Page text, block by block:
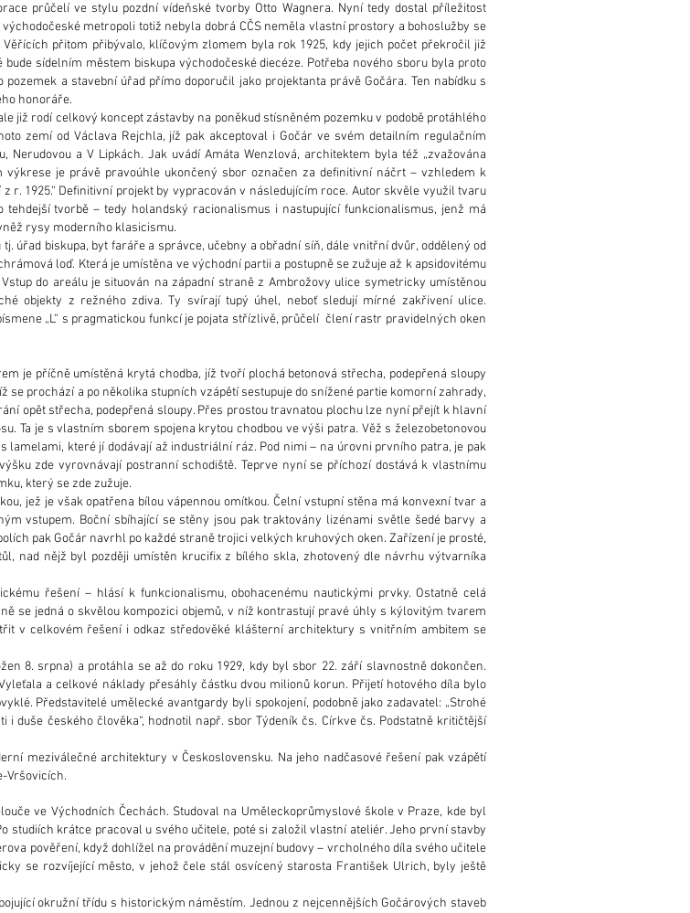
průčelí ve stylu pozdní vídeňské tvorby Otto Wagnera. Nyní tedy dostal příležitost
metropoli totiž nebyla dobrá CČS neměla vlastní prostory a bohoslužby se
přitom přibývalo, klíčovým zlomem byla rok 1925, kdy jejich počet překročil již
sídelním městem biskupa východočeské diecéze. Potřeba nového sboru byla proto
a stavební úřad přímo doporučil jako projektanta právě Gočára. Ten nabídku s
honoráře.
již rodí celkový koncept zástavby na poněkud stísněném pozemku v podobě protáhlého
zemí od Václava Rejchla, jíž pak akceptoval i Gočár ve svém detailním regulačním
Nerudovou a V Lipkách. Jak uvádí Amáta Wenzlová, architektem byla též „zvažována
výkrese je právě pravoúhle ukončený sbor označen za definitivní náčrt – vzhledem k
r. 1925.“ Definitivní projekt by vypracován v následujícím roce. Autor skvěle využil tvaru
tvorbě – tedy holandský racionalismus i nastupující funkcionalismus, jenž má
rysy moderního klasicismu.
úřad biskupa, byt faráře a správce, učebny a obřadní síň, dále vnitřní dvůr, oddělený od
loď. Která je umístěna ve východní partii a postupně se zužuje až k apsidovitému
do areálu je situován na západní straně z Ambrožovy ulice symetricky umístěnou
objekty z režného zdiva. Ty svírají tupý úhel, neboť sledují mírné zakřivení ulice.
„L“ s pragmatickou funkcí je pojata střízlivě, průčelí člení rastr pravidelných oken
je příčně umístěná krytá chodba, jíž tvoří plochá betonová střecha, podepřená sloupy
prochází a po několika stupních vzápětí sestupuje do snížené partie komorní zahrady,
opět střecha, podepřená sloupy. Přes prostou travnatou plochu lze nyní přejít k hlavní
Ta je s vlastním sborem spojena krytou chodbou ve výši patra. Věž s železobetonovou
které jí dodávají až industriální ráz. Pod nimi – na úrovni prvního patra, je pak
zde vyrovnávají postranní schodiště. Teprve nyní se příchozí dostává k vlastnímu
který se zde zužuje.
jež je však opatřena bílou vápennou omítkou. Čelní vstupní stěna má konvexní tvar a
vstupem. Boční sbíhající se stěny jsou pak traktovány lizénami světle šedé barvy a
pak Gočár navrhl po každé straně trojici velkých kruhových oken. Zařízení je prosté,
nad nějž byl později umístěn krucifix z bílého skla, zhotovený dle návrhu výtvarníka
řešení – hlásí k funkcionalismu, obohacenému nautickými prvky. Ostatně celá
se jedná o skvělou kompozici objemů, v níž kontrastují pravé úhly s kýlovitým tvarem
v celkovém řešení i odkaz středověké klášterní architektury s vnitřním ambitem se
8. srpna) a protáhla se až do roku 1929, kdy byl sbor 22. září slavnostně dokončen.
a celkové náklady přesáhly částku dvou milionů korun. Přijetí hotového díla bylo
Představitelé umělecké avantgardy byli spokojení, podobně jako zadavatel: „Strohé
duše českého člověka“, hodnotil např. sbor Týdeník čs. Církve čs. Podstatně kritičtější
meziválečné architektury v Československu. Na jeho nadčasové řešení pak vzápětí
Vršovicích.
ve Východních Čechách. Studoval na Uměleckoprůmyslové škole v Praze, kde byl
studiích krátce pracoval u svého učitele, poté si založil vlastní ateliér. Jeho první stavby
pověření, když dohlížel na provádění muzejní budovy – vrcholného díla svého učitele
se rozvíjející město, v jehož čele stál osvícený starosta František Ulrich, byly ještě
okružní třídu s historickým náměstím. Jednou z nejcennějších Gočárových staveb